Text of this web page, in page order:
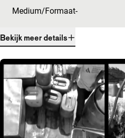
Medium/Formaat-
Bekijk meer details